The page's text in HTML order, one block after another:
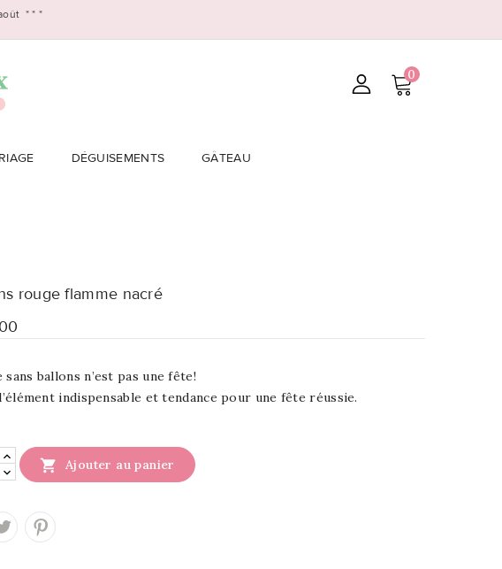
* * *
0
DÉGUISEMENTS GÂTEAU
rouge flamme nacré
ballons n’est pas une fête!
indispensable et tendance pour une fête réussie.
 Ajouter au panier